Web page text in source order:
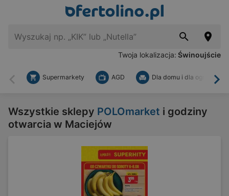
Twoja lokalizacja: Świnoujście
Wstecz
Supermarkety AGD Dla domu i dla ogrodu
Wszystkie sklepy POLOmarket i godziny
otwarcia w Maciejów